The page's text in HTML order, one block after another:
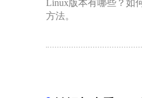
Linux版本有哪些？如
方法。